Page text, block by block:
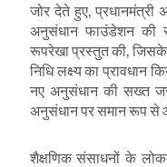
जोर देते हुए, प्रधानमंत्री
अनुसंधान फाउंडेशन की
रूपरेखा प्रस्तुत की जिसके
निधि लक्ष्य का प्रावधान
नए अनुसंधान की सख्त
अनुसंधान पर समान रूप से
शैक्षणिक संसाधनों के